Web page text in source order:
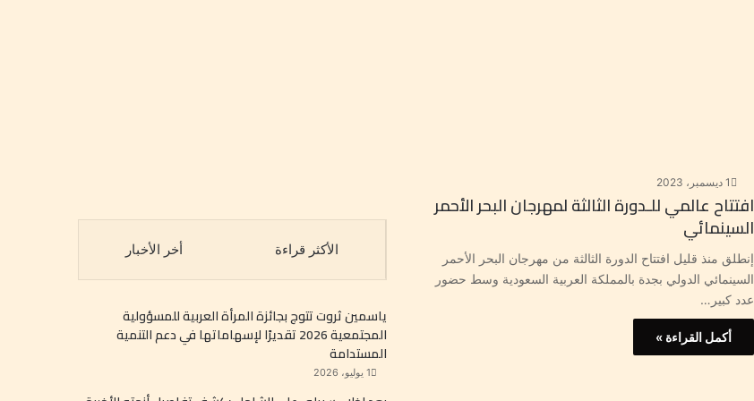
1 ديسمبر، 2023
افتتاح عالمي للـدورة الثالثة لمهرجان البحر الأحمر
السينمائي
إنطلق منذ قليل افتتاح الدورة الثالثة من مهرجان البحر الأحمر
السينمائي الدولي بجدة بالمملكة العربية السعودية وسط حضور
عدد كبير…
أكمل القراءة »
الأكثر قراءة أخر الأخبار
ياسمين ثروت تتوج بجائزة المرأة العربية للمسؤولية
المجتمعية 2026 تقديرًا لإسهاماتها في دعم التنمية
المستدامة
1 يوليو، 2026